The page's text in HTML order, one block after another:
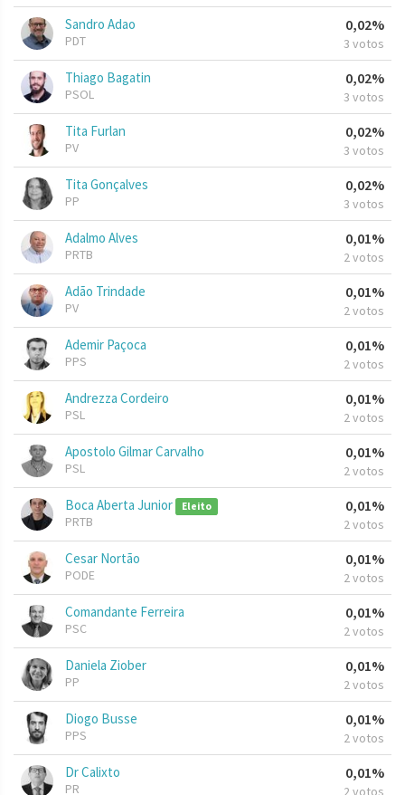
Sandro Adao
PDT
0,02%
3 votos
Thiago Bagatin
PSOL
0,02%
3 votos
Tita Furlan
PV
0,02%
3 votos
Tita Gonçalves
PP
0,02%
3 votos
Adalmo Alves
PRTB
0,01%
2 votos
Adão Trindade
PV
0,01%
2 votos
Ademir Paçoca
PPS
0,01%
2 votos
Andrezza Cordeiro
PSL
0,01%
2 votos
Apostolo Gilmar Carvalho
PSL
0,01%
2 votos
Boca Aberta Junior Eleito
PRTB
0,01%
2 votos
Cesar Nortão
PODE
0,01%
2 votos
Comandante Ferreira
PSC
0,01%
2 votos
Daniela Ziober
PP
0,01%
2 votos
Diogo Busse
PPS
0,01%
2 votos
Dr Calixto
PR
0,01%
2 votos